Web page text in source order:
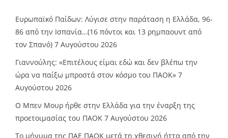
Ευρωπαϊκό Παίδων: Λύγισε στην παράταση η Ελλάδα, 96-
86 από την Ισπανία…(16 πόντοι και 13 ρημπαουντ από
τον Σπανό) 7 Αυγούστου 2026
Γιαννούλης: «Επιτέλους είμαι εδώ και δεν βλέπω την
ώρα να παίξω μπροστά στον κόσμο του ΠΑΟΚ» 7
Αυγούστου 2026
O Mπεν Μουρ ήρθε στην Ελλάδα για την έναρξη της
προετοιμασίας του ΠΑΟΚ 7 Αυγούστου 2026
Το μήνυμα της ΠΑΕ ΠΑΟΚ μετά τη χθεσινή ήττα από την